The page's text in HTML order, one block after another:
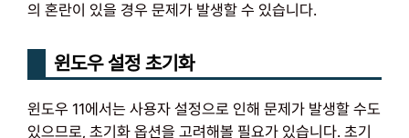
의 혼란이 있을 경우 문제가 발생할 수 있습니다.
윈도우 설정 초기화
윈도우 11에서는 사용자 설정으로 인해 문제가 발생할 수도
있으므로, 초기화 옵션을 고려해볼 필요가 있습니다. 초기